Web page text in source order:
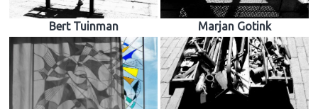
Bert Tuinman Marjan Gotink